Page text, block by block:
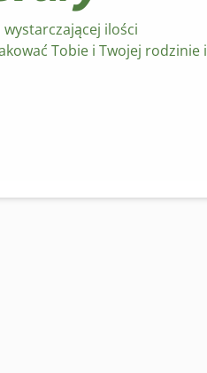
ilości
Tobie i Twojej rodzinie i